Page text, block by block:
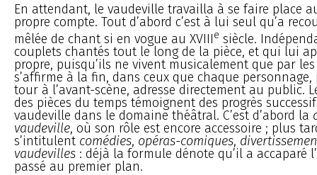
En attendant, le vaudeville travailla à se faire place
propre compte. Tout d’abord c’est à lui seul qu’a
mêlée de chant si en vogue au XVIIIe siècle.
couplets chantés tout le long de la pièce, et qui lui
propre, puisqu’ils ne vivent musicalement que par
s’affirme à la fin, dans ceux que chaque
tour à l’avant-scène, adresse directement au public.
des pièces du temps témoignent des progrès
vaudeville dans le domaine théâtral. C’est d’abord la
vaudeville, où son rôle est encore accessoire ; plus
s’intitulent comédies, opéras-comiques,
vaudevilles : déjà la formule dénote qu’il a accaparé
passé au premier plan.